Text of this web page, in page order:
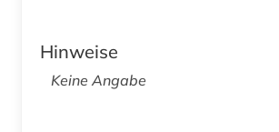
Hinweise
Keine Angabe